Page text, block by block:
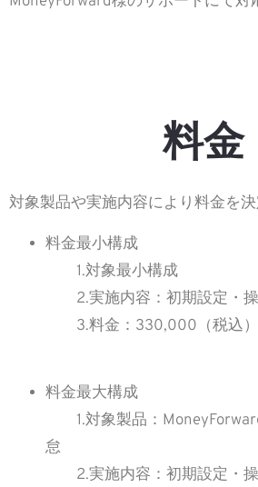
料金
対象製品や実施内容により料金を決
料金最小構成
1.対象最小構成
2.実施内容：初期設定・操
3.料金：330,000（税込）
料金最大構成
1.対象製品：
怠
2.実施内容：初期設定・操